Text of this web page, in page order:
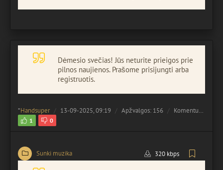
Dėmesio svečias! Jūs neturite prieigos prie
pilnos naujienos. Prašome prisijungti arba
registruotis.
*Handsuper 13-09-2025, 09:19 Apžvalgos: 156 Komentuota:
1 0
Sunki muzika 320 kbps